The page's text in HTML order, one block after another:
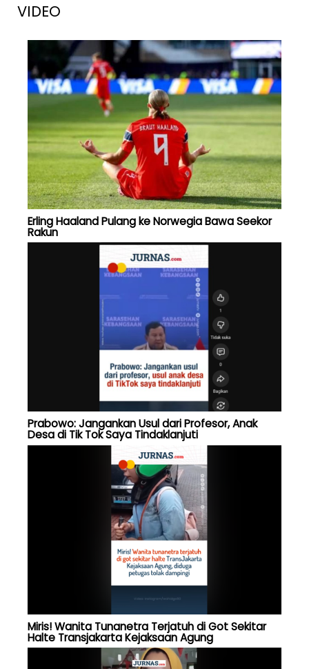
VIDEO
Erling Haaland Pulang ke Norwegia Bawa Seekor
Rakun
Prabowo: Jangankan Usul dari Profesor, Anak
Desa di Tik Tok Saya Tindaklanjuti
Miris! Wanita Tunanetra Terjatuh di Got Sekitar
Halte Transjakarta Kejaksaan Agung